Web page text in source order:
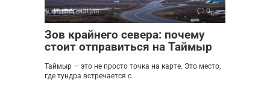
Информация 0
Зов крайнего севера: почему
стоит отправиться на Таймыр
Таймыр — это не просто точка на карте. Это место,
где тундра встречается с